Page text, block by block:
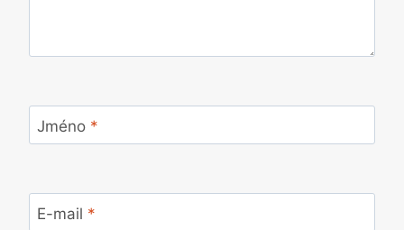
Jméno *
E-mail *